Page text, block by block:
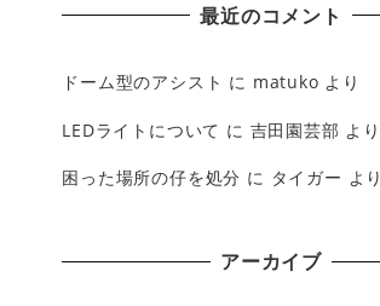
最近のコメント
ドーム型のアシスト に matuko より
LEDライトについて に 吉田園芸部 より
困った場所の仔を処分 に タイガー より
アーカイブ